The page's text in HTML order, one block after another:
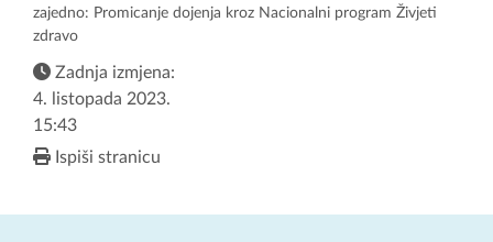
zajedno: Promicanje dojenja kroz Nacionalni program Živjeti
zdravo
Zadnja izmjena:
4. listopada 2023.
15:43
Ispiši stranicu